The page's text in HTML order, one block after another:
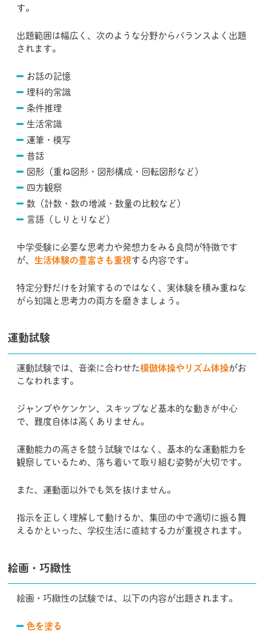
す。
出題範囲は幅広く、次のような分野からバランスよく出題
されます。
お話の記憶
理科的常識
条件推理
生活常識
運筆・模写
昔話
図形（重ね図形・図形構成・回転図形など）
四方観察
数（計数・数の増減・数量の比較など）
言語（しりとりなど）
中学受験に必要な思考力や発想力をみる良問が特徴です
が、生活体験の豊富さも重視する内容です。
特定分野だけを対策するのではなく、実体験を積み重ねな
がら知識と思考力の両方を磨きましょう。
運動試験
運動試験では、音楽に合わせた模倣体操やリズム体操がお
こなわれます。
ジャンプやケンケン、スキップなど基本的な動きが中心
で、難度自体は高くありません。
運動能力の高さを競う試験ではなく、基本的な運動能力を
観察しているため、落ち着いて取り組む姿勢が大切です。
また、運動面以外でも気を抜けません。
指示を正しく理解して動けるか、集団の中で適切に振る舞
えるかといった、学校生活に直結する力が重視されます。
絵画・巧緻性
絵画・巧緻性の試験では、以下の内容が出題されます。
色を塗る